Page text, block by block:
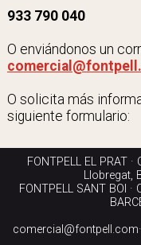
933 790 040
O enviándonos un
O solicita más
siguiente formulario:
FONTPELL EL PRAT
Llobregat,
FONTPELL SANT BOI
comercial@fontpell.com